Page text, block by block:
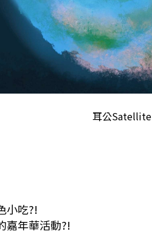
耳公Satellite
小吃?!
嘉年華活動?!